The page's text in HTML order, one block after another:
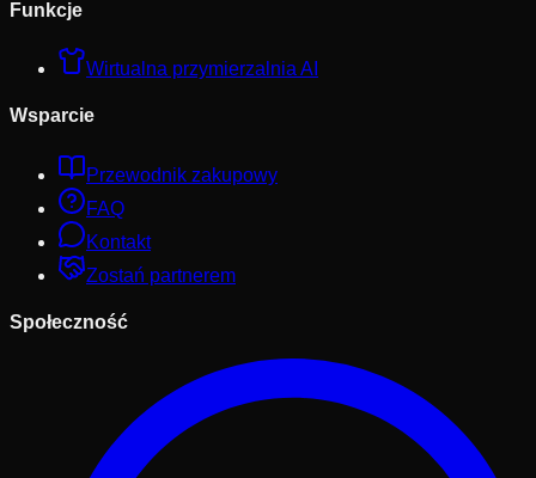
Funkcje
Wirtualna przymierzalnia AI
Wsparcie
Przewodnik zakupowy
FAQ
Kontakt
Zostań partnerem
Społeczność